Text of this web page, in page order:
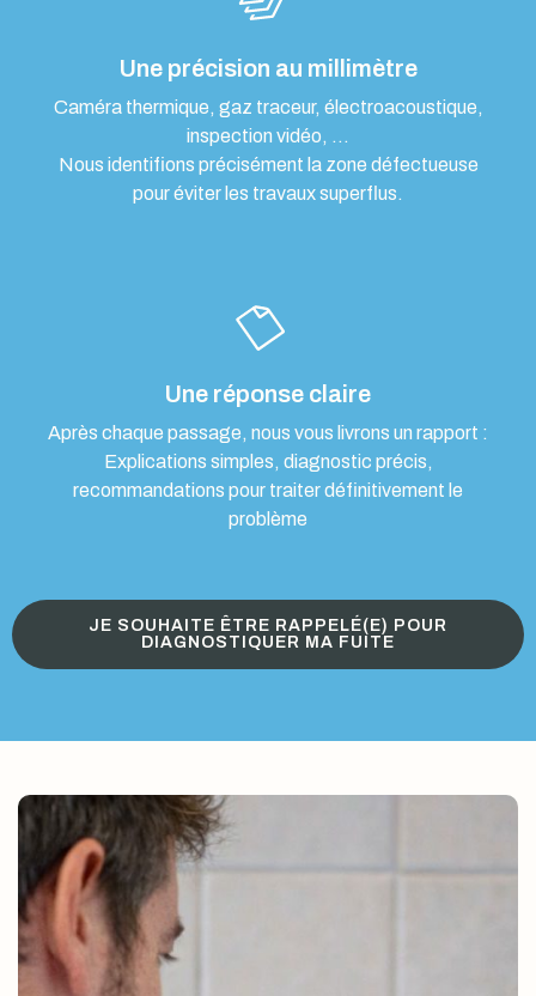
Une précision au millimètre
Caméra thermique, gaz traceur, électroacoustique,
inspection vidéo, …
Nous identifions précisément la zone défectueuse
pour éviter les travaux superflus.
Une réponse claire
Après chaque passage, nous vous livrons un rapport :
Explications simples, diagnostic précis,
recommandations pour traiter définitivement le
problème
JE SOUHAITE ÊTRE RAPPELÉ(E) POUR
DIAGNOSTIQUER MA FUITE